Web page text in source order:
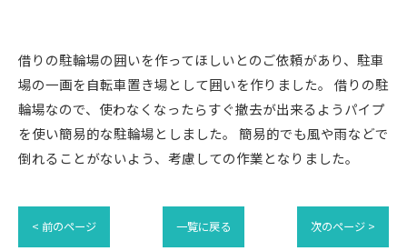
借りの駐輪場の囲いを作ってほしいとのご依頼があり、駐車
場の一画を自転車置き場として囲いを作りました。 借りの駐
輪場なので、使わなくなったらすぐ撤去が出来るようパイプ
を使い簡易的な駐輪場としました。 簡易的でも風や雨などで
倒れることがないよう、考慮しての作業となりました。
< 前のページ 一覧に戻る 次のページ >